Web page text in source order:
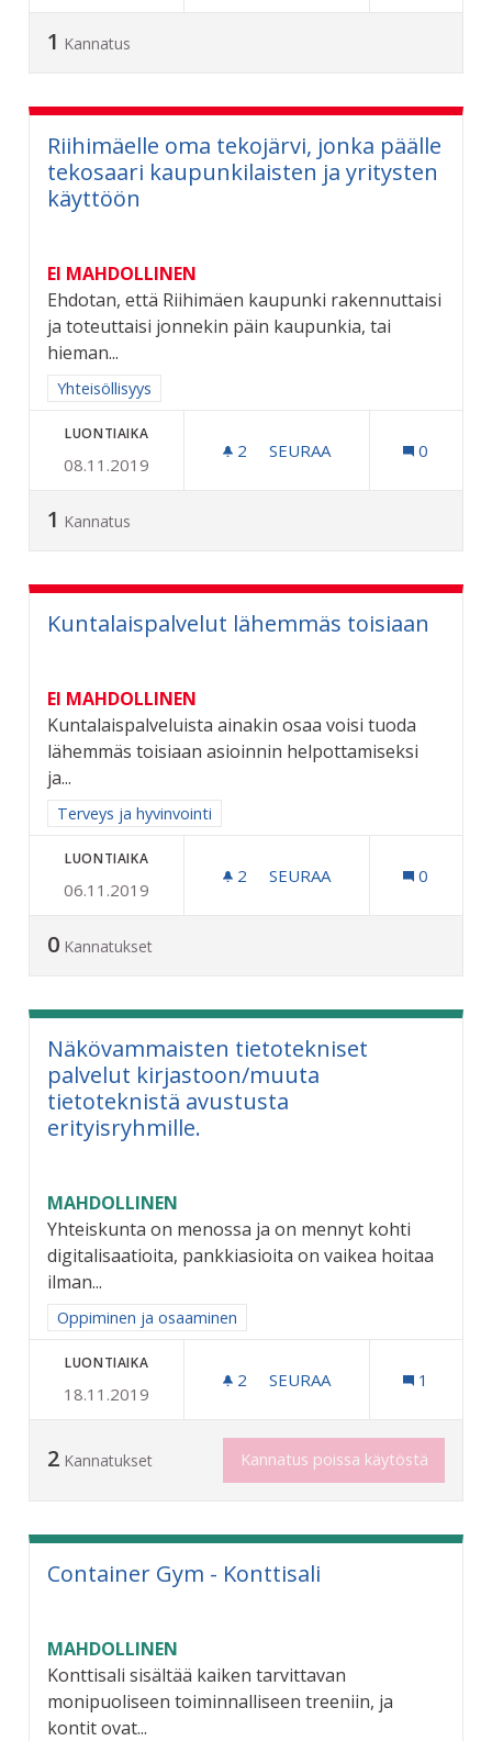
1 Kannatus
Riihimäelle oma tekojärvi, jonka päälle
tekosaari kaupunkilaisten ja yritysten
käyttöön
EI MAHDOLLINEN
Ehdotan, että Riihimäen kaupunki rakennuttaisi
ja toteuttaisi jonnekin päin kaupunkia, tai
hieman...
Rajaa tulokset aihepiirin mukaan: Yhteisöllisyys
Yhteisöllisyys
LUONTIAIKA
08.11.2019
2 2 SEURAAJAA
SEURAA 0
1 Kannatus
Kuntalaispalvelut lähemmäs toisiaan
EI MAHDOLLINEN
Kuntalaispalveluista ainakin osaa voisi tuoda
lähemmäs toisiaan asioinnin helpottamiseksi
ja...
Rajaa tulokset aihepiirin mukaan: Terveys ja hyvinvointi
Terveys ja hyvinvointi
LUONTIAIKA
06.11.2019
2 2 SEURAAJAA
SEURAA 0
0 Kannatukset
Näkövammaisten tietotekniset
palvelut kirjastoon/muuta
tietoteknistä avustusta
erityisryhmille.
MAHDOLLINEN
Yhteiskunta on menossa ja on mennyt kohti
digitalisaatioita, pankkiasioita on vaikea hoitaa
ilman...
Rajaa tulokset aihepiirin mukaan: Oppiminen ja osaaminen
Oppiminen ja osaaminen
LUONTIAIKA
18.11.2019
2 2 SEURAAJAA
SEURAA 1
2 Kannatukset Kannatus poissa käytöstä
Container Gym - Konttisali
MAHDOLLINEN
Konttisali sisältää kaiken tarvittavan
monipuoliseen toiminnalliseen treeniin, ja
kontit ovat...